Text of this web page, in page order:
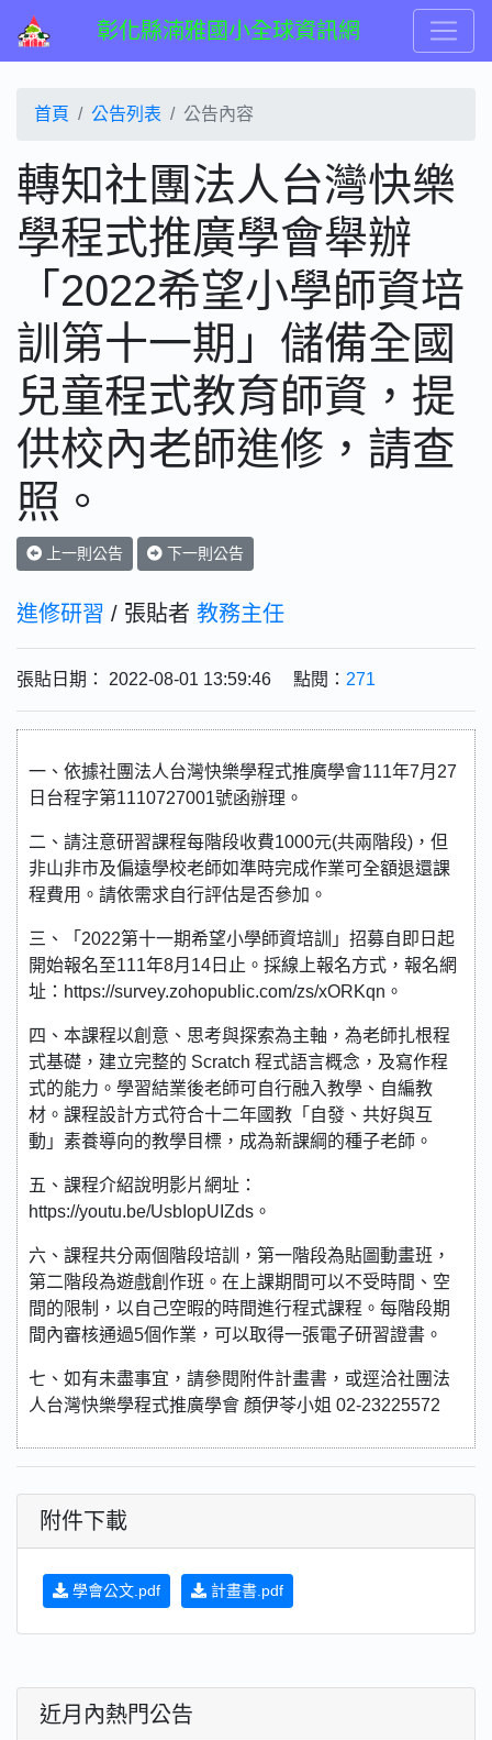
彰化縣湳雅國小全球資訊網
首頁 公告列表 公告內容
轉知社團法人台灣快樂
學程式推廣學會舉辦
「2022希望小學師資培
訓第十一期」儲備全國
兒童程式教育師資，提
供校內老師進修，請查
照。
上一則公告 下一則公告
進修研習 / 張貼者 教務主任
張貼日期： 2022-08-01 13:59:46 點閱： 271
一、依據社團法人台灣快樂學程式推廣學會111年7月27
日台程字第1110727001號函辦理。
二、請注意研習課程每階段收費1000元(共兩階段)，但
非山非市及偏遠學校老師如準時完成作業可全額退還課
程費用。請依需求自行評估是否參加。
三、「2022第十一期希望小學師資培訓」招募自即日起
開始報名至111年8月14日止。採線上報名方式，報名網
址：https://survey.zohopublic.com/zs/xORKqn。
四、本課程以創意、思考與探索為主軸，為老師扎根程
式基礎，建立完整的 Scratch 程式語言概念，及寫作程
式的能力。學習結業後老師可自行融入教學、自編教
材。課程設計方式符合十二年國教「自發、共好與互
動」素養導向的教學目標，成為新課綱的種子老師。
五、課程介紹說明影片網址：
https://youtu.be/UsbIopUIZds。
六、課程共分兩個階段培訓，第一階段為貼圖動畫班，
第二階段為遊戲創作班。在上課期間可以不受時間、空
間的限制，以自己空暇的時間進行程式課程。每階段期
間內審核通過5個作業，可以取得一張電子研習證書。
七、如有未盡事宜，請參閱附件計畫書，或逕洽社團法
人台灣快樂學程式推廣學會 顏伊苓小姐 02-23225572
附件下載
學會公文.pdf 計畫書.pdf
近月內熱門公告